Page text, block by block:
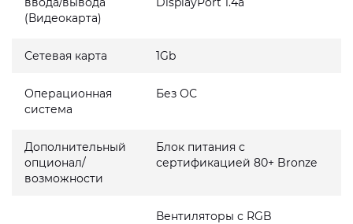
(Видеокарта)
Сетевая карта 1Gb
Операционная
система
Без ОС
Дополнительный
опционал/
возможности
Блок питания с
сертификацией 80+ Bronze
Вентиляторы с RGB